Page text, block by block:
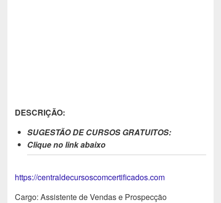
DESCRIÇÃO:
SUGESTÃO DE CURSOS GRATUITOS:
Clique no link abaixo
https://centraldecursoscomcertificados.com
Cargo: Assistente de Vendas e Prospecção